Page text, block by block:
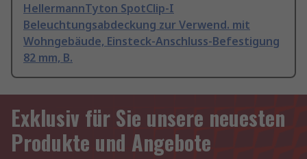
HellermannTyton SpotClip-I
Beleuchtungsabdeckung zur Verwend. mit
Wohngebäude, Einsteck-Anschluss-Befestigung
82 mm, B.
Exklusiv für Sie unsere neuesten
Produkte und Angebote